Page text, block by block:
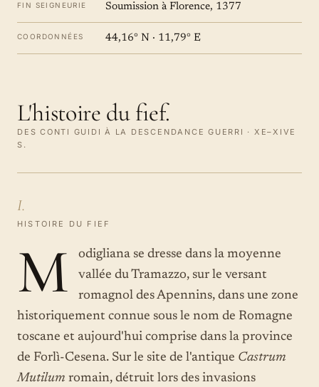
FIN SEIGNEURIE Soumission à Florence, 1377
COORDONNÉES 44,16° N · 11,79° E
L'histoire du fief.
DES CONTI GUIDI À LA DESCENDANCE GUERRI · XE–XIVE
S.
I.
HISTOIRE DU FIEF
M
odigliana se dresse dans la moyenne
vallée du Tramazzo, sur le versant
romagnol des Apennins, dans une zone
historiquement connue sous le nom de Romagne
toscane et aujourd'hui comprise dans la province
de Forlì-Cesena. Sur le site de l'antique Castrum
Mutilum romain, détruit lors des invasions